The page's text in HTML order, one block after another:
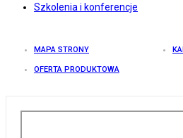
Szkolenia i konferencje
MAPA STRONY
OFERTA PRODUKTOWA